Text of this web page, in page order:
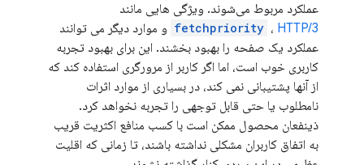
عملکرد مربوط می‌شوند. ویژگی هایی مانند
fetchpriority ، HTTP/3
و موارد دیگر می توانند
عملکرد یک صفحه را بهبود بخشند. این برای بهبود تجربه
کاربری خوب است، اما اگر کاربر از مرورگری استفاده کند که
از آنها پشتیبانی نمی کند، در بسیاری از موارد اثرات
نامطلوب یا حتی قابل توجهی را تجربه نخواهد کرد.
ذینفعان محصول ممکن است با کسب منافع اکثریت قریب
به اتفاق کاربران مشکلی نداشته باشند، تا زمانی که اقلیت